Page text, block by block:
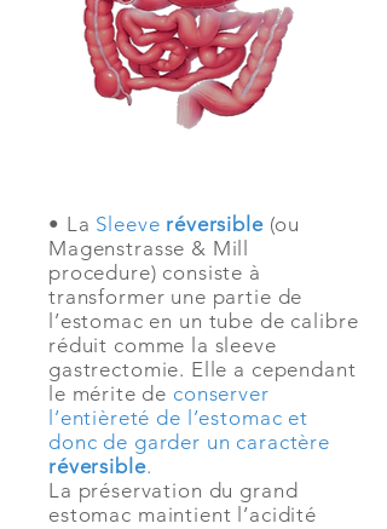
• La Sleeve réversible(ou
Magenstrasse & Mill
procedure) consiste à
transformer une partie de
l’estomac en un tube de calibre
réduit comme la sleeve
gastrectomie. Elle a cependant
le mérite de conserver
l’entièreté de l’estomac et
donc de garder un caractère
réversible.
La préservation du grand
estomac maintient l’acidité